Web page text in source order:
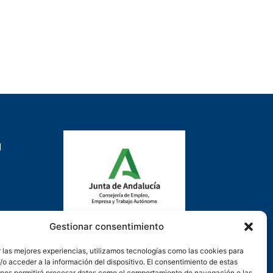
Gestionar consentimiento
las mejores experiencias, utilizamos tecnologías como las cookies para
o acceder a la información del dispositivo. El consentimiento de estas
Consejería de Empleo, Formación y
Trabajo Autónomo de la Junta de